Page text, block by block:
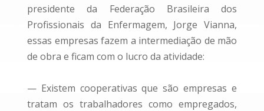
presidente da Federação Brasileira dos
Profissionais da Enfermagem, Jorge Vianna,
essas empresas fazem a intermediação de mão
de obra e ficam com o lucro da atividade:
— Existem cooperativas que são empresas e
tratam os trabalhadores como empregados,